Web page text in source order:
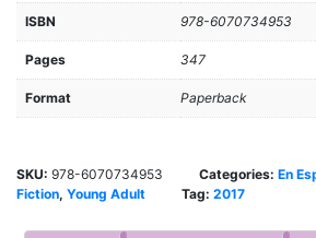
ISBN 978-6070734953
Pages 347
Format Paperback
SKU: 978-6070734953 Categories: En
Fiction, Young Adult Tag: 2017